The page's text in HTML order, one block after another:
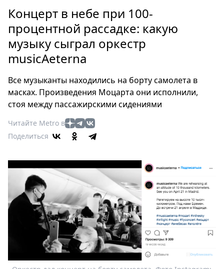
Россия
Мир
Здоровье
Еда
Мода
Театр
Кино
Афиша
Книги
Пресс-
релизы
О
Metro
Стримы
Спецпроекты
Звезды
Выборы
Концерт в небе при 100-
процентной рассадке: какую
музыку сыграл оркестр
musicAeterna
Все музыканты находились на борту самолета в
масках. Произведения Моцарта они исполнили,
стоя между пассажирскими сидениями
Читайте Metro в
Поделиться